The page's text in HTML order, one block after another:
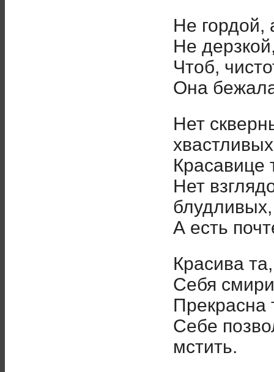
Не гордой,
Не
Чтоб,
Она
Нет
Красавице
Нет
блудливых,
А есть
Красива
Cебя
Прекрасна
Себе
мстить.